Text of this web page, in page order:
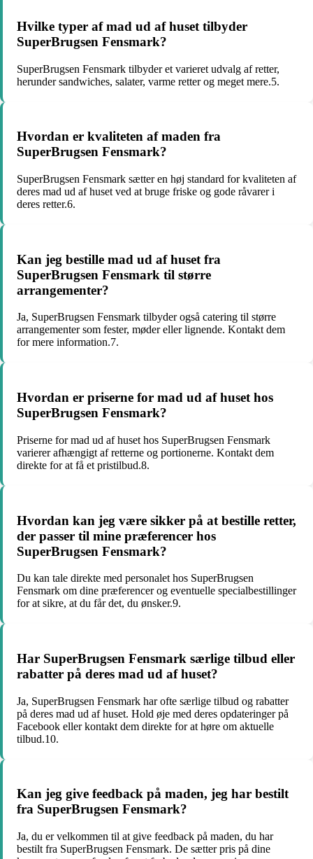
Hvilke typer af mad ud af huset tilbyder
SuperBrugsen Fensmark?
SuperBrugsen Fensmark tilbyder et varieret udvalg af retter,
herunder sandwiches, salater, varme retter og meget mere.5.
Hvordan er kvaliteten af maden fra
SuperBrugsen Fensmark?
SuperBrugsen Fensmark sætter en høj standard for kvaliteten af
deres mad ud af huset ved at bruge friske og gode råvarer i
deres retter.6.
Kan jeg bestille mad ud af huset fra
SuperBrugsen Fensmark til større
arrangementer?
Ja, SuperBrugsen Fensmark tilbyder også catering til større
arrangementer som fester, møder eller lignende. Kontakt dem
for mere information.7.
Hvordan er priserne for mad ud af huset hos
SuperBrugsen Fensmark?
Priserne for mad ud af huset hos SuperBrugsen Fensmark
varierer afhængigt af retterne og portionerne. Kontakt dem
direkte for at få et pristilbud.8.
Hvordan kan jeg være sikker på at bestille retter,
der passer til mine præferencer hos
SuperBrugsen Fensmark?
Du kan tale direkte med personalet hos SuperBrugsen
Fensmark om dine præferencer og eventuelle specialbestillinger
for at sikre, at du får det, du ønsker.9.
Har SuperBrugsen Fensmark særlige tilbud eller
rabatter på deres mad ud af huset?
Ja, SuperBrugsen Fensmark har ofte særlige tilbud og rabatter
på deres mad ud af huset. Hold øje med deres opdateringer på
Facebook eller kontakt dem direkte for at høre om aktuelle
tilbud.10.
Kan jeg give feedback på maden, jeg har bestilt
fra SuperBrugsen Fensmark?
Ja, du er velkommen til at give feedback på maden, du har
bestilt fra SuperBrugsen Fensmark. De sætter pris på dine